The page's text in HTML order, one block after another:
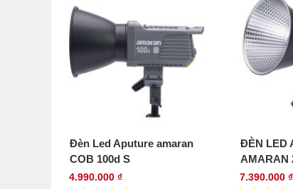
Đèn Led Aputure amaran
COB 100d S
4.990.000 ₫
ĐÈN LED
AMARAN
7.390.000 ₫